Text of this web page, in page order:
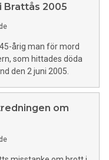
Brattås 2005
årig man för mord
som hittades döda
den 2 juni 2005.
om